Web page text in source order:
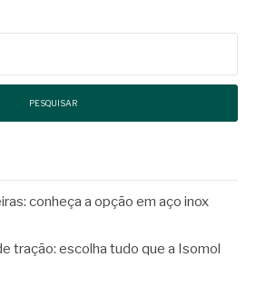
conheça a opção em aço inox
tração: escolha tudo que a Isomol